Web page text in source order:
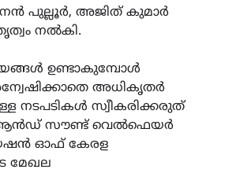
പുല്ലൂർ, അജിത് കുമാർ
നൽകി.
ഉണ്ടാകുമ്പോൾ
അധികൃതർ
നടപടികൾ സ്വീകരിക്കരുത്
സൗണ്ട് വെൽഫെയർ
ഓഫ് കേരള
മേഖല